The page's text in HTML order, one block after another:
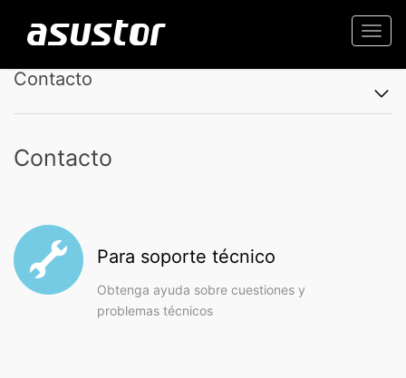
Contacto
Contacto
Para soporte técnico
Obtenga ayuda sobre cuestiones y
problemas técnicos